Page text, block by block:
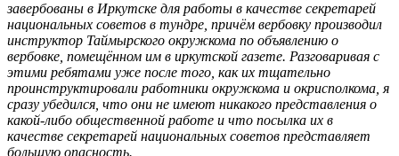
завербованы в Иркутске для работы в качестве секретарей
национальных советов в тундре, причём вербовку производил
инструктор Таймырского окружкома по объявлению о
вербовке, помещённом им в иркутской газете. Разговаривая с
этими ребятами уже после того, как их тщательно
проинструктировали работники окружкома и окрисполкома, я
сразу убедился, что они не имеют никакого представления о
какой-либо общественной работе и что посылка их в
качестве секретарей национальных советов представляет
большую опасность.